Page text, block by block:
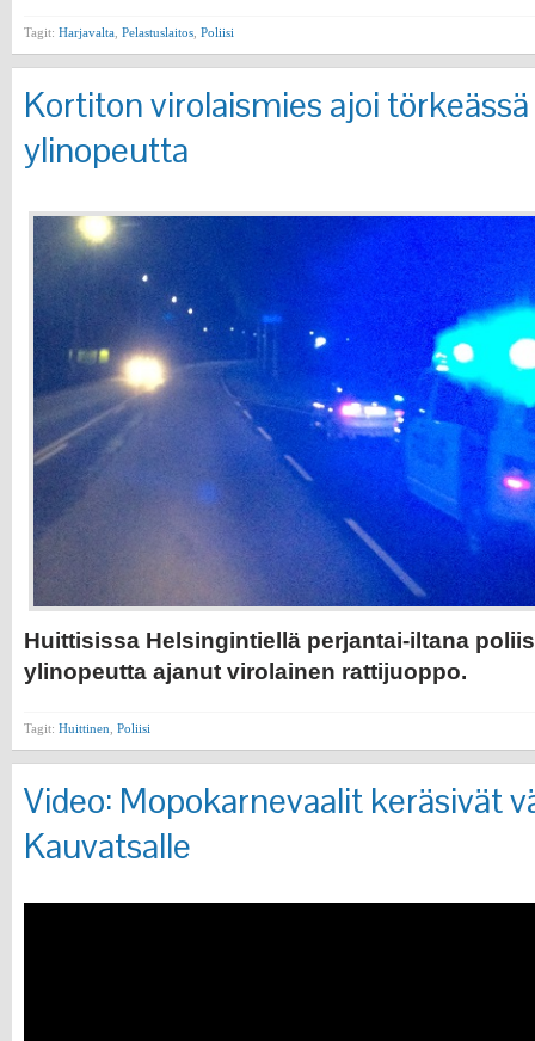
Tagit: Harjavalta Pelastuslaitos Poliisi
Kortiton virolaismies ajoi
ylinopeutta
Huittisissa Helsingintiellä perjantai-iltana
ylinopeutta ajanut virolainen rattijuoppo.
Tagit: Huittinen Poliisi
Video: Mopokarnevaalit keräsivät
Kauvatsalle